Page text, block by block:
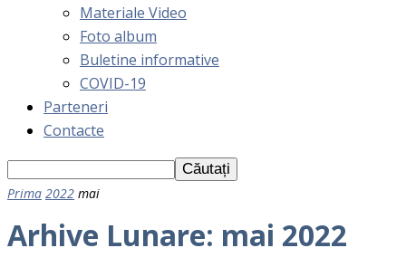
Materiale Video
Foto album
Buletine informative
COVID-19
Parteneri
Contacte
Prima 2022 mai
Arhive Lunare: mai 2022